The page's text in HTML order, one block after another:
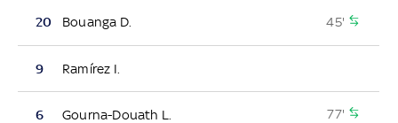
20 Bouanga D. 45'
9 Ramírez I.
6 Gourna-Douath L. 77'